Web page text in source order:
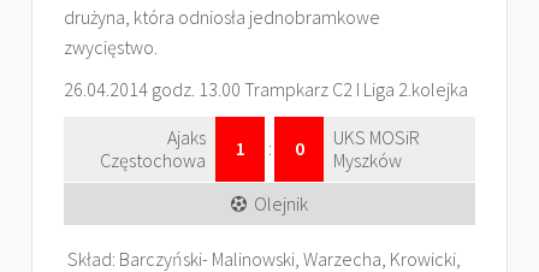
drużyna, która odniosła jednobramkowe
zwycięstwo.
26.04.2014 godz. 13.00 Trampkarz C2 I Liga 2.kolejka
Ajaks
Częstochowa
1 : 0
UKS MOSiR
Myszków
Olejnik
Skład: Barczyński- Malinowski, Warzecha, Krowicki,